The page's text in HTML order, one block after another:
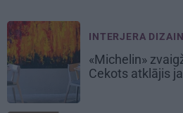
INTERJERA
«Michelin»
Cekots atklājis